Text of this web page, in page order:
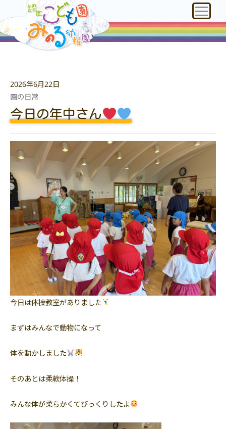
2026年6月22日
園の日常
今日の年中さん
今日は体操教室がありました
まずはみんなで動物になって
体を動かしました
そのあとは柔軟体操！
みんな体が柔らかくてびっくりしたよ